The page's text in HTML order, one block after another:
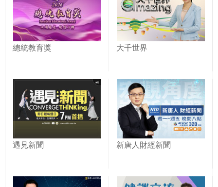
總統教育獎 大千世界
遇見新聞 新唐人財經新聞